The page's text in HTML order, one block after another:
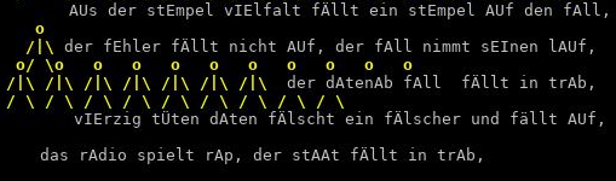
AUs der stEmpel vIElfalt fÄllt ein stEmpel AUf den fAll,
  /|\
der fEhler fÄllt nicht AUf, der fAll nimmt sEInen lAUf,
o/ \o   o   o   o   o   o   o   o   o
/|\ /|\ /|\ /|\ /|\ /|\ /|\ der dAtenAb fAll  fÄllt in trAb,
vIErzig tÜten dAten fÄlscht ein fÄlscher und fällt AUf,
das rAdio spielt rAp, der stAAt fÄllt in